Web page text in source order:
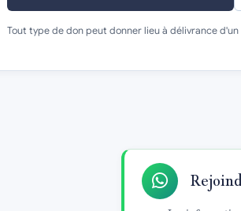
Tout type de don peut donner lieu à délivrance